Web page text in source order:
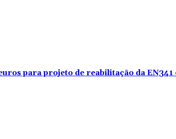
para projeto de reabilitação da EN341